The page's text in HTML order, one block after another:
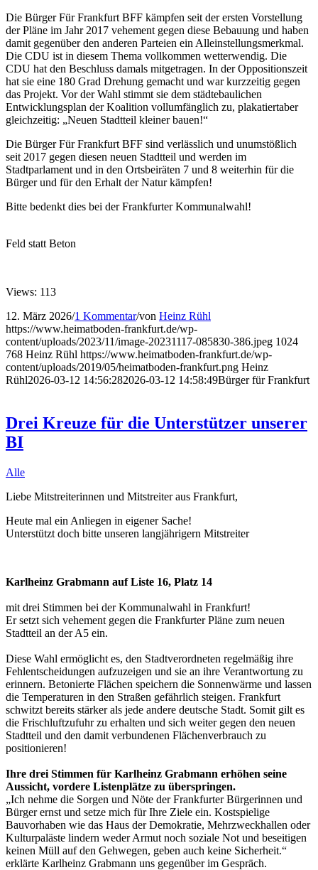
Die Bürger Für Frankfurt BFF kämpfen seit der ersten Vorstellung
der Pläne im Jahr 2017 vehement gegen diese Bebauung und haben
damit gegenüber den anderen Parteien ein Alleinstellungsmerkmal.
Die CDU ist in diesem Thema vollkommen wetterwendig. Die
CDU hat den Beschluss damals mitgetragen. In der Oppositionszeit
hat sie eine 180 Grad Drehung gemacht und war kurzzeitig gegen
das Projekt. Vor der Wahl stimmt sie dem städtebaulichen
Entwicklungsplan der Koalition vollumfänglich zu, plakatiertaber
gleichzeitig: „Neuen Stadtteil kleiner bauen!“
Die Bürger Für Frankfurt BFF sind verlässlich und unumstößlich
seit 2017 gegen diesen neuen Stadtteil und werden im
Stadtparlament und in den Ortsbeiräten 7 und 8 weiterhin für die
Bürger und für den Erhalt der Natur kämpfen!
Bitte bedenkt dies bei der Frankfurter Kommunalwahl!
Feld statt Beton
Views: 113
12. März 2026/1 Kommentar/von Heinz Rühl
https://www.heimatboden-frankfurt.de/wp-
content/uploads/2023/11/image-20231117-085830-386.jpeg 1024
768 Heinz Rühl https://www.heimatboden-frankfurt.de/wp-
content/uploads/2019/05/heimatboden-frankfurt.png Heinz
Rühl2026-03-12 14:56:282026-03-12 14:58:49Bürger für Frankfurt
Drei Kreuze für die Unterstützer unserer
BI
Alle
Liebe Mitstreiterinnen und Mitstreiter aus Frankfurt,
Heute mal ein Anliegen in eigener Sache!
Unterstützt doch bitte unseren langjährigern Mitstreiter
Karlheinz Grabmann auf Liste 16, Platz 14
mit drei Stimmen bei der Kommunalwahl in Frankfurt!
Er setzt sich vehement gegen die Frankfurter Pläne zum neuen
Stadtteil an der A5 ein.
Diese Wahl ermöglicht es, den Stadtverordneten regelmäßig ihre
Fehlentscheidungen aufzuzeigen und sie an ihre Verantwortung zu
erinnern. Betonierte Flächen speichern die Sonnenwärme und lassen
die Temperaturen in den Straßen gefährlich steigen. Frankfurt
schwitzt bereits stärker als jede andere deutsche Stadt. Somit gilt es
die Frischluftzufuhr zu erhalten und sich weiter gegen den neuen
Stadtteil und den damit verbundenen Flächenverbrauch zu
positionieren!
Ihre drei Stimmen für Karlheinz Grabmann erhöhen seine
Aussicht, vordere Listenplätze zu überspringen.
„Ich nehme die Sorgen und Nöte der Frankfurter Bürgerinnen und
Bürger ernst und setze mich für Ihre Ziele ein. Kostspielige
Bauvorhaben wie das Haus der Demokratie, Mehrzweckhallen oder
Kulturpaläste lindern weder Armut noch soziale Not und beseitigen
keinen Müll auf den Gehwegen, geben auch keine Sicherheit.“
erklärte Karlheinz Grabmann uns gegenüber im Gespräch.